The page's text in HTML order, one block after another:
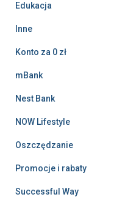
Edukacja
Inne
Konto za 0 zł
mBank
Nest Bank
NOW Lifestyle
Oszczędzanie
Promocje i rabaty
Successful Way